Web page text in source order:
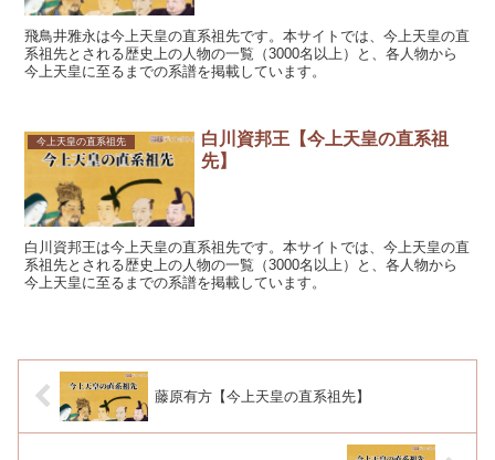
飛鳥井雅永は今上天皇の直系祖先です。本サイトでは、今上天皇の直
系祖先とされる歴史上の人物の一覧（3000名以上）と、各人物から
今上天皇に至るまでの系譜を掲載しています。
今上天皇の直系祖先
白川資邦王【今上天皇の直系祖
先】
白川資邦王は今上天皇の直系祖先です。本サイトでは、今上天皇の直
系祖先とされる歴史上の人物の一覧（3000名以上）と、各人物から
今上天皇に至るまでの系譜を掲載しています。
藤原有方【今上天皇の直系祖先】